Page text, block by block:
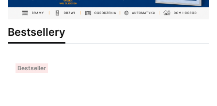
Bestsellery
Bestseller